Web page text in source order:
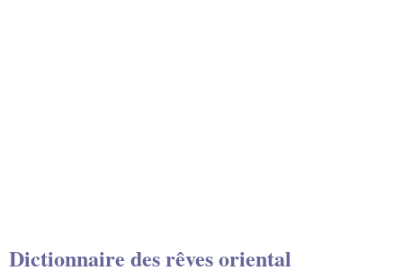
Dictionnaire des rêves oriental